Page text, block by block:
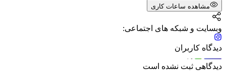
مشاهده ساعات کاری
وبسایت و شبکه های اجتماعی:
دیدگاه کاربران
دیدگاهی ثبت نشده است